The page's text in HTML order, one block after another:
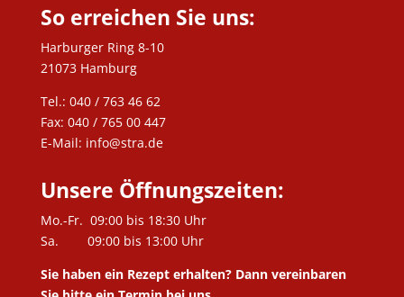
So erreichen Sie uns:
Harburger Ring 8-10
21073 Hamburg
Tel.: 040 / 763 46 62
Fax: 040 / 765 00 447
E-Mail: info@stra.de
Unsere Öffnungszeiten:
Mo.-Fr. 09:00 bis 18:30 Uhr
Sa. 09:00 bis 13:00 Uhr
Sie haben ein Rezept erhalten? Dann vereinbaren